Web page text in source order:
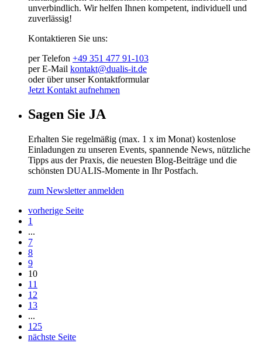
unverbindlich. Wir helfen Ihnen kompetent, individuell und
zuverlässig!
Kontaktieren Sie uns:
per Telefon +49 351 477 91-103
per E-Mail kontakt@dualis-it.de
oder über unser Kontaktformular
Jetzt Kontakt aufnehmen
Sagen Sie JA
Erhalten Sie regelmäßig (max. 1 x im Monat) kostenlose
Einladungen zu unseren Events, spannende News, nützliche
Tipps aus der Praxis, die neuesten Blog-Beiträge und die
schönsten DUALIS-Momente in Ihr Postfach.
zum Newsletter anmelden
vorherige Seite
Seite
1
...
Seite
7
Seite
8
Seite
9
Seite
10
Seite
11
Seite
12
Seite
13
...
Seite
125
nächste Seite